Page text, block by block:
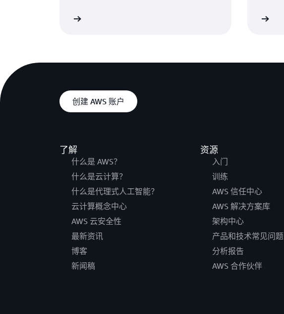
创建 AWS 账户
了解
什么是 AWS？
什么是云计算？
什么是代理式人工智能？
云计算概念中心
AWS 云安全性
最新资讯
博客
新闻稿
资源
入门
训练
AWS 信任中心
AWS 解决方案库
架构中心
产品和技术常见问题
分析报告
AWS 合作伙伴